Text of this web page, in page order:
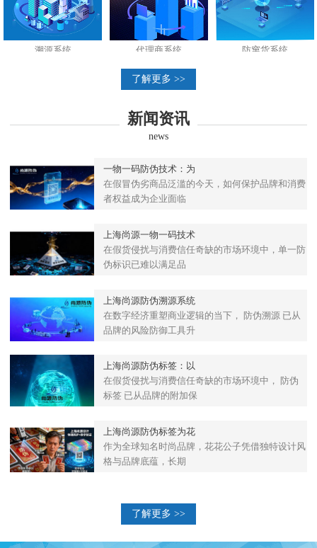
溯源系统 代理商系统 防窜货系统
了解更多 >>
新闻资讯
news
一物一码防伪技术：为
在假冒伪劣商品泛滥的今天，如何保护品牌和消费
者权益成为企业面临
上海尚源一物一码技术
在假货侵扰与消费信任奇缺的市场环境中，单一防
伪标识已难以满足品
上海尚源防伪溯源系统
在数字经济重塑商业逻辑的当下， 防伪溯源 已从
品牌的风险防御工具升
上海尚源防伪标签：以
在假货侵扰与消费信任奇缺的市场环境中， 防伪
标签 已从品牌的附加保
上海尚源防伪标签为花
作为全球知名时尚品牌，花花公子凭借独特设计风
格与品牌底蕴，长期
了解更多 >>